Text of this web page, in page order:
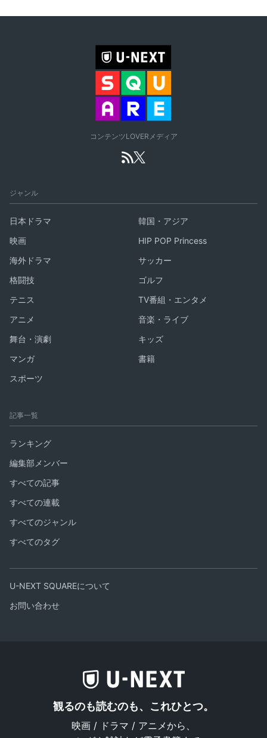
コンテンツLOVERメディア
ジャンル
日本ドラマ
韓国・アジア
映画
HIP POP Princess
海外ドラマ
サッカー
格闘技
ゴルフ
テニス
TV番組・エンタメ
アニメ
音楽・ライブ
舞台・演劇
キッズ
マンガ
書籍
スポーツ
記事一覧
ランキング
編集部メンバー
すべての記事
すべての連載
すべてのジャンル
すべてのタグ
U-NEXT SQUAREについて
お問い合わせ
観るのも読むのも、これひとつ。
映画 / ドラマ / アニメから、